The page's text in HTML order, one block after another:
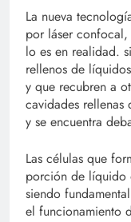
La nueva
por láser
lo es en realidad.
rellenos de
y que recubren a
cavidades
y se encuentra
Las células que
porción de líquido
siendo
el funcionamiento